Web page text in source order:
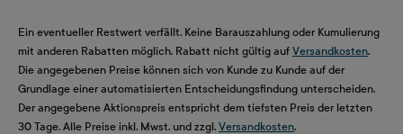
Ein eventueller Restwert verfällt. Keine Barauszahlung oder Kumulierung
mit anderen Rabatten möglich. Rabatt nicht gültig auf Versandkosten.
Die angegebenen Preise können sich von Kunde zu Kunde auf der
Grundlage einer automatisierten Entscheidungsfindung unterscheiden.
Der angegebene Aktionspreis entspricht dem tiefsten Preis der letzten
30 Tage. Alle Preise inkl. Mwst. und zzgl. Versandkosten.